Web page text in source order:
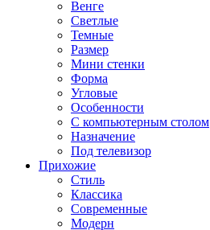
Венге
Светлые
Темные
Размер
Мини стенки
Форма
Угловые
Особенности
С компьютерным столом
Назначение
Под телевизор
Прихожие
Стиль
Классика
Современные
Модерн